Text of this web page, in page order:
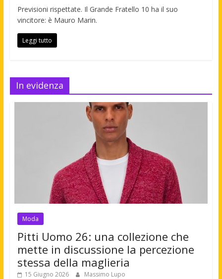
Previsioni rispettate. Il Grande Fratello 10 ha il suo
vincitore: è Mauro Marin.
Leggi tutto
In evidenza
Moda
Pitti Uomo 26: una collezione che
mette in discussione la percezione
stessa della maglieria
15 Giugno 2026 Massimo Lupo